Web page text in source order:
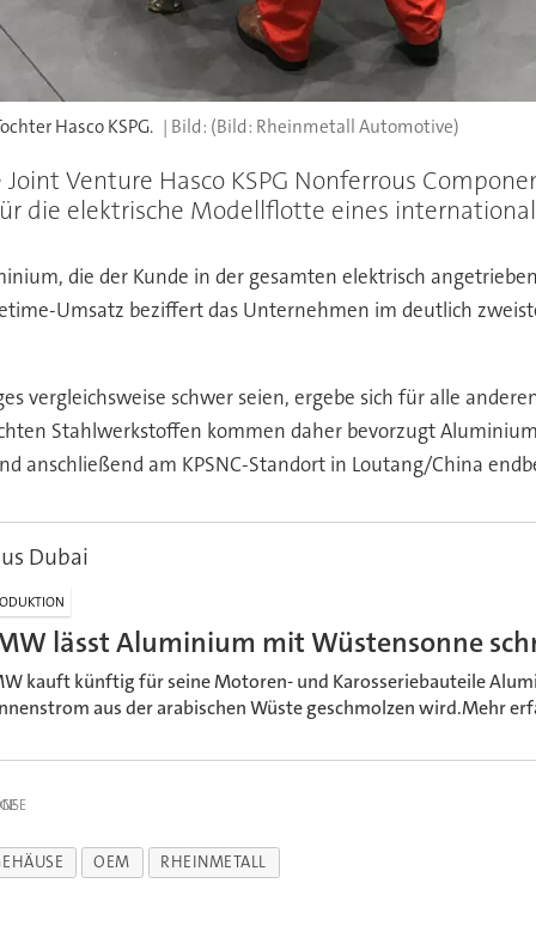
Hasco KSPG. (Bild: Rheinmetall Automotive)
Venture Hasco KSPG Nonferrous
die elektrische Modellflotte eines
die der Kunde in der gesamten elektrisch
Umsatz beziffert das Unternehmen im deutlich
vergleichsweise schwer seien, ergebe sich für alle
Stahlwerkstoffen kommen daher bevorzugt
anschließend am KPSNC-Standort in Loutang/China
Dubai
lässt Aluminium mit Wüstensonne
kauft künftig für seine Motoren- und Karosseriebauteile
aus der arabischen Wüste geschmolzen wird.Mehr
OEM RHEINMETALL